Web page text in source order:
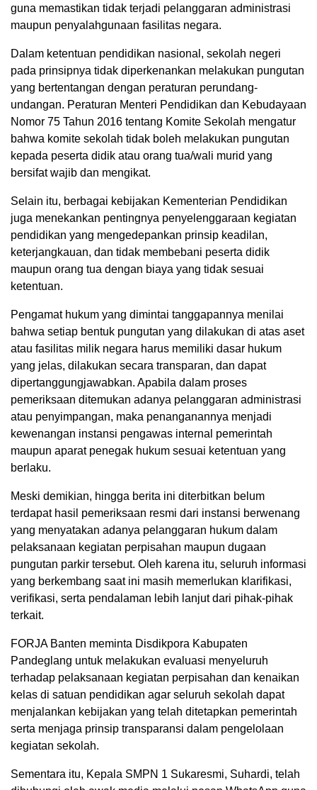
guna memastikan tidak terjadi pelanggaran administrasi
maupun penyalahgunaan fasilitas negara.
Dalam ketentuan pendidikan nasional, sekolah negeri
pada prinsipnya tidak diperkenankan melakukan pungutan
yang bertentangan dengan peraturan perundang-
undangan. Peraturan Menteri Pendidikan dan Kebudayaan
Nomor 75 Tahun 2016 tentang Komite Sekolah mengatur
bahwa komite sekolah tidak boleh melakukan pungutan
kepada peserta didik atau orang tua/wali murid yang
bersifat wajib dan mengikat.
Selain itu, berbagai kebijakan Kementerian Pendidikan
juga menekankan pentingnya penyelenggaraan kegiatan
pendidikan yang mengedepankan prinsip keadilan,
keterjangkauan, dan tidak membebani peserta didik
maupun orang tua dengan biaya yang tidak sesuai
ketentuan.
Pengamat hukum yang dimintai tanggapannya menilai
bahwa setiap bentuk pungutan yang dilakukan di atas aset
atau fasilitas milik negara harus memiliki dasar hukum
yang jelas, dilakukan secara transparan, dan dapat
dipertanggungjawabkan. Apabila dalam proses
pemeriksaan ditemukan adanya pelanggaran administrasi
atau penyimpangan, maka penanganannya menjadi
kewenangan instansi pengawas internal pemerintah
maupun aparat penegak hukum sesuai ketentuan yang
berlaku.
Meski demikian, hingga berita ini diterbitkan belum
terdapat hasil pemeriksaan resmi dari instansi berwenang
yang menyatakan adanya pelanggaran hukum dalam
pelaksanaan kegiatan perpisahan maupun dugaan
pungutan parkir tersebut. Oleh karena itu, seluruh informasi
yang berkembang saat ini masih memerlukan klarifikasi,
verifikasi, serta pendalaman lebih lanjut dari pihak-pihak
terkait.
FORJA Banten meminta Disdikpora Kabupaten
Pandeglang untuk melakukan evaluasi menyeluruh
terhadap pelaksanaan kegiatan perpisahan dan kenaikan
kelas di satuan pendidikan agar seluruh sekolah dapat
menjalankan kebijakan yang telah ditetapkan pemerintah
serta menjaga prinsip transparansi dalam pengelolaan
kegiatan sekolah.
Sementara itu, Kepala SMPN 1 Sukaresmi, Suhardi, telah